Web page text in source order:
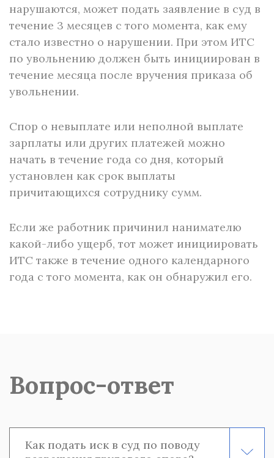
нарушаются, может подать заявление в суд в
течение 3 месяцев с того момента, как ему
стало известно о нарушении. При этом ИТС
по увольнению должен быть инициирован в
течение месяца после вручения приказа об
увольнении.
Спор о невыплате или неполной выплате
зарплаты или других платежей можно
начать в течение года со дня, который
установлен как срок выплаты
причитающихся сотруднику сумм.
Если же работник причинил нанимателю
какой-либо ущерб, тот может инициировать
ИТС также в течение одного календарного
года с того момента, как он обнаружил его.
Вопрос-ответ
Как подать иск в суд по поводу